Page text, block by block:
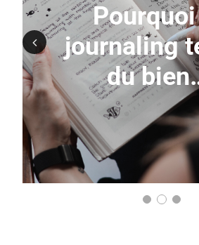
Prev
ious
journaling
du